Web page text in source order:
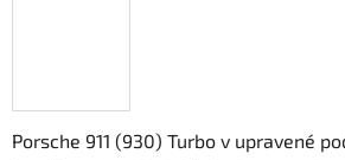
Porsche 911 (930) Turbo v upravené